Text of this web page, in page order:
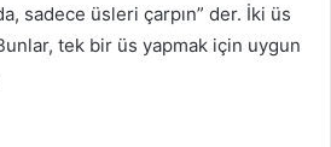
sadece üsleri çarpın” der. İki üs
tek bir üs yapmak için uygun